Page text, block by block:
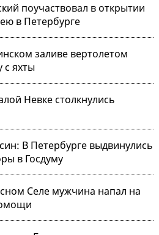
поучаствовал в открытии
в Петербурге
заливе вертолетом
с яхты
Невке столкнулись
В Петербурге выдвинулись
в Госдуму
Селе мужчина напал на